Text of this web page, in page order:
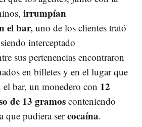
irrumpían
el bar, uno de los clientes trató
siendo interceptado
sus pertenencias encontraron
en billetes y en el lugar que
el bar, un monedero con 12
de 13 gramos conteniendo
que pudiera sercocaína.